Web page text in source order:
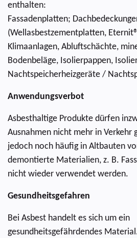
enthalten:
Fassadenplatten;
(Wellasbestzementplatten,
Klimaanlagen, Abluftschächte,
Bodenbeläge, Isolierpappen,
Nachtspeicherheizgeräte /
Anwendungsverbot
Asbesthaltige Produkte dürfen
Ausnahmen nicht mehr in Verkehr
jedoch noch häufig in Altbauten
demontierte Materialien, z. B.
nicht wieder verwendet werden.
Gesundheitsgefahren
Bei Asbest handelt es sich um ein
gesundheitsgefährdendes